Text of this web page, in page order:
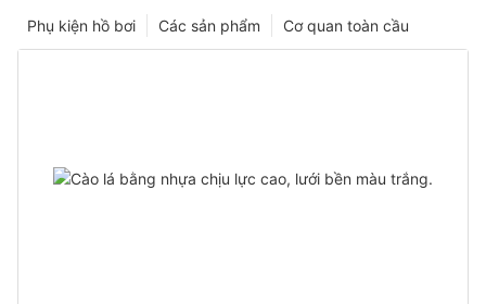
Cơ quan toàn cầu
Các sản phẩm
Phụ kiện hồ bơi